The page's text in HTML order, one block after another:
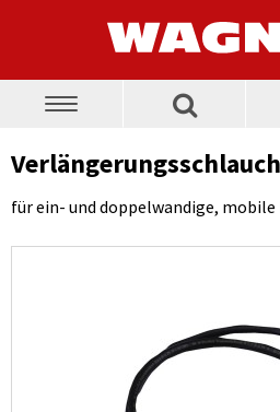
Toggle
Verlängerungsschlauch
für ein- und doppelwandige,